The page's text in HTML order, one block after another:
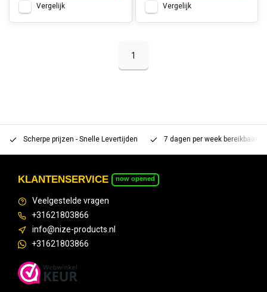
Vergelijk Vergelijk
1
Scherpe prijzen - Snelle Levertijden 7 dagen per week bereikbaar
KLANTENSERVICE now opened
Veelgestelde vragen
+31621803866
info@nize-products.nl
+31621803866